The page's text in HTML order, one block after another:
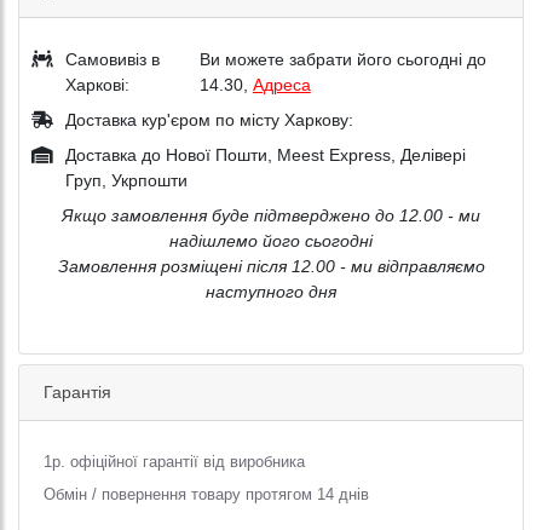
Самовивіз в
Харкові:
Ви можете забрати його сьогодні до
14.30, Адреса
Доставка кур'єром по місту Харкову:
Доставка до Нової Пошти, Meest Express, Делівері
Груп, Укрпошти
Якщо замовлення буде підтверджено до 12.00 - ми
надішлемо його сьогодні
Замовлення розміщені після 12.00 - ми відправляємо
наступного дня
Гарантія
1р. офіційної гарантії від виробника
Обмін / повернення товару протягом 14 днів